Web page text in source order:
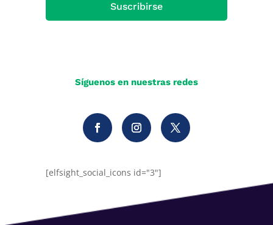
Suscribirse
Síguenos en nuestras redes
[elfsight_social_icons id="3"]